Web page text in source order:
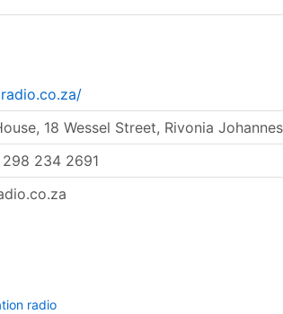
18 Wessel Street, Rivonia
298 234 2691
radio